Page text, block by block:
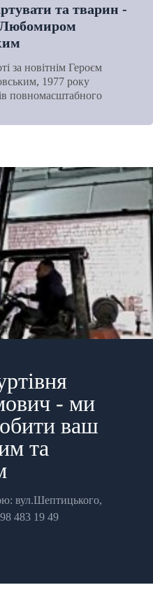
та тварин -
Любомиром
за новітнім Героєм
1977 року
повномасштабного
- ми
ваш
та
вул.Шептицького,
483 19 49